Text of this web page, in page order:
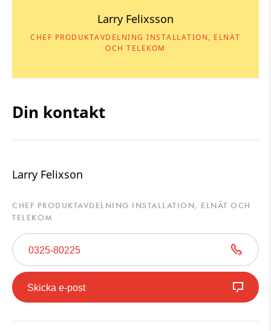
Larry Felixsson
CHEF PRODUKTAVDELNING INSTALLATION, ELNÄT
OCH TELEKOM
Din kontakt
Larry Felixson
CHEF PRODUKTAVDELNING INSTALLATION, ELNÄT OCH
TELEKOM
0325-80225
Skicka e-post